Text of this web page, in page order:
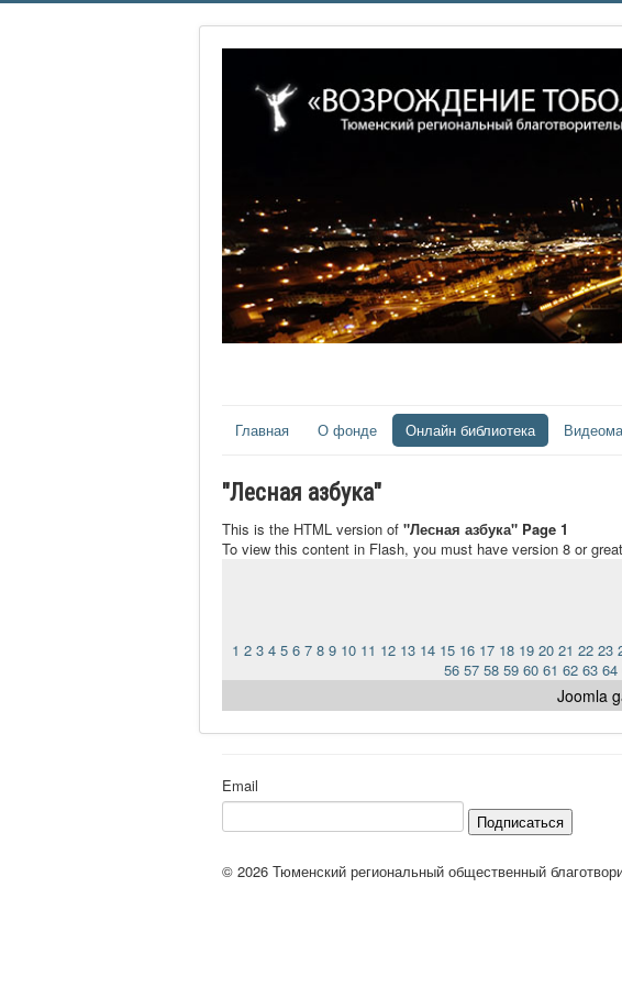
Главная О фонде Онлайн библиотека
"Лесная азбука"
This is the HTML version of "Лесная азбука" Page 1
To view this content in Flash, you must have version 8 or
1 2 3 4 5 6 7 8 9 10 11 12 13 14 15 16 17 18 19 20 21 22 23
56 57 58 59 60 61 62 63 64
Joomla
Email
Подписаться
© 2026 Тюменский региональный общественный